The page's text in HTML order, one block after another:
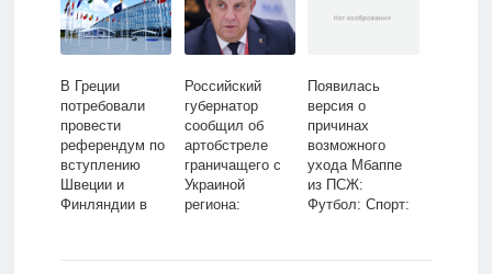
В Греции
потребовали
провести
референдум по
вступлению
Швеции и
Финляндии в
Lenta.ru
Российский
губернатор
сообщил об
артобстреле
граничащего с
Украиной
региона:
Появилась
версия о
причинах
возможного
ухода Мбаппе
из ПСЖ:
Футбол: Спорт: